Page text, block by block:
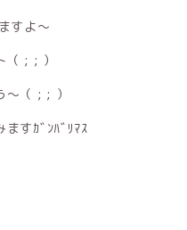
すよ〜
（ ; ; ）
〜（ ; ; ）
すｶﾞﾝﾊﾞﾘﾏｽ